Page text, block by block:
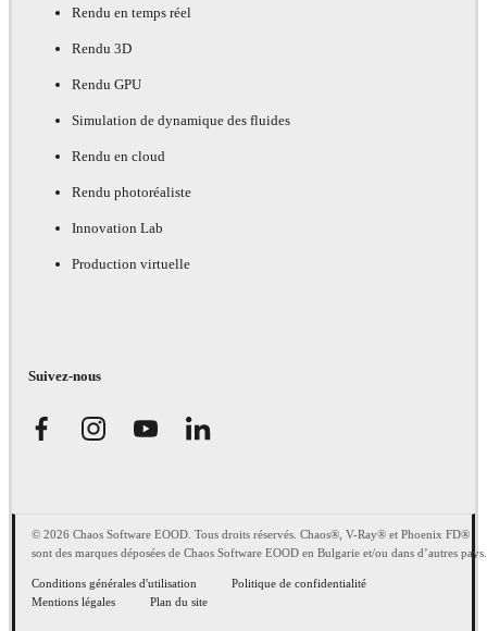
Rendu en temps réel
Rendu 3D
Rendu GPU
Simulation de dynamique des fluides
Rendu en cloud
Rendu photoréaliste
Innovation Lab
Production virtuelle
Suivez-nous
© 2026 Chaos Software EOOD. Tous droits réservés. Chaos®, V-Ray® et Phoenix FD®
sont des marques déposées de Chaos Software EOOD en Bulgarie et/ou dans d’autres pays.
Conditions générales d'utilisation
Politique de confidentialité
Mentions légales
Plan du site